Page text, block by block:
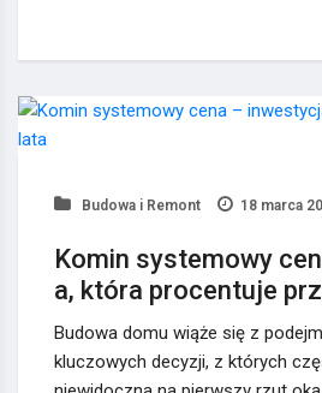
Budowa i Remont 18 marca
Komin systemowy
a, która procentuje
Budowa domu wiąże się z
kluczowych decyzji, z których